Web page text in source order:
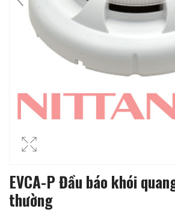
EVCA-P Đầu báo khói
thường